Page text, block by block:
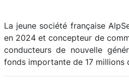
La jeune société française
en 2024 et concepteur de
conducteurs de nouvelle
fonds importante de 17 millions